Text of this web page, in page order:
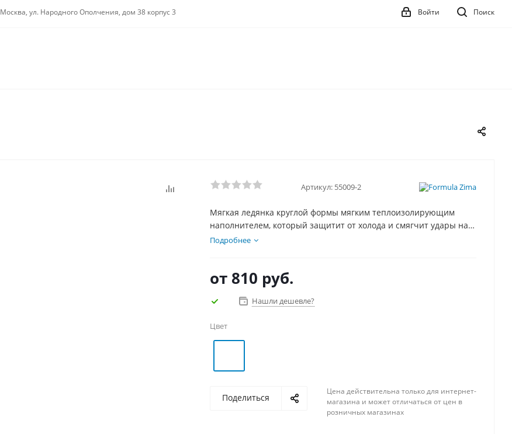
Москва, ул. Народного Ополчения, дом 38 корпус 3 Поиск
Войти
Артикул: 55009-2
Мягкая ледянка круглой формы мягким теплоизолирующим
наполнителем, который защитит от холода и смягчит удары на
"кочках" при катании. Верх ледянки сделан из прочной ткани
сайте, так и приехав в наш магазин недалеко от станций метро
"Октябрьское поле" и МЦК "Зорге".
Подробнее
от 810 руб.
Нашли дешевле?
Цвет
Поделиться
Цена действительна только для интернет-
магазина и может отличаться от цен в
розничных магазинах